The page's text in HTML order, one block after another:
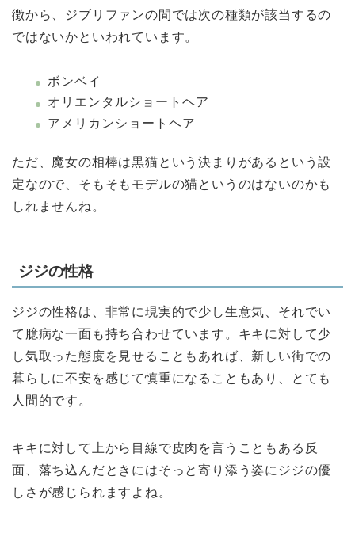
徴から、ジブリファンの間では次の種類が該当するの
ではないかといわれています。
ボンベイ
オリエンタルショートヘア
アメリカンショートヘア
ただ、魔女の相棒は黒猫という決まりがあるという設
定なので、そもそもモデルの猫というのはないのかも
しれませんね。
ジジの性格
ジジの性格は、非常に現実的で少し生意気、それでい
て臆病な一面も持ち合わせています。キキに対して少
し気取った態度を見せることもあれば、新しい街での
暮らしに不安を感じて慎重になることもあり、とても
人間的です。
キキに対して上から目線で皮肉を言うこともある反
面、落ち込んだときにはそっと寄り添う姿にジジの優
しさが感じられますよね。